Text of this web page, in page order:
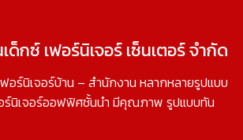
กซ์ เฟอร์นิเจอร์ เซ็นเตอร์ จำกัด
ฟอร์นิเจอร์บ้าน – สำนักงาน หลากหลายรูปแบบ
ร์นิเจอร์ออฟฟิศชั้นนำ มีคุณภาพ รูปแบบทัน